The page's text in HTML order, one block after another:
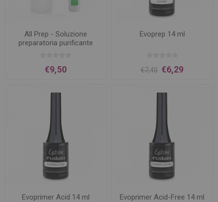
All Prep - Soluzione
preparatoria purificante
€9,50
Evoprep 14 ml
€7,40 €6,29
Evoprimer Acid 14 ml Evoprimer Acid-Free 14 ml